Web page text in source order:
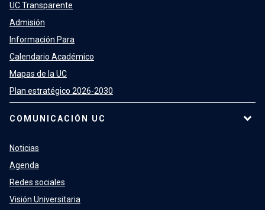
UC Transparente
Admisión
Información Para
Calendario Académico
Mapas de la UC
Plan estratégico 2026-2030
COMUNICACIÓN UC
Noticias
Agenda
Redes sociales
Visión Universitaria